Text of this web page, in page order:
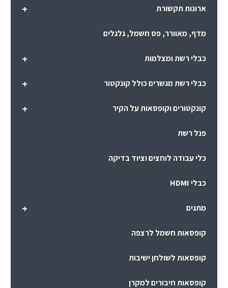
+ ארונות תקשורת
מדף, מאוורר, פס חשמל, גלגלים
+ כבלי רשת ומצלמות
+ כבלי רשת מגשרים כולל קונקטור
+ קונקטורים וקופסאות על הקיר
פנל רשת
כלי עבודה לוחצים וציוד בדיקה
כבלי HDMI
+ מתגים
קופסאות חשמל לרצפה
קופסאות לשולחן ישיבות
קופסאות חיבורים למקרן